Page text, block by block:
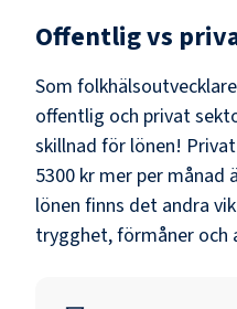
Offentlig vs
Som folkhälsoutvecklare
offentlig och privat
skillnad för lönen!
5300 kr mer per månad
lönen finns det andra
trygghet, förmåner